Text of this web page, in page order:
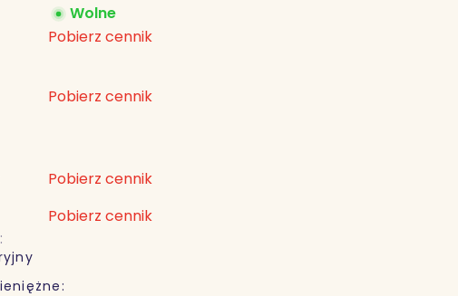
Wolne
Pobierz cennik
Pobierz cennik
Pobierz cennik
Pobierz cennik